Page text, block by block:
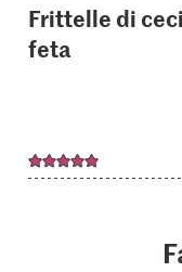
Frittelle di
feta